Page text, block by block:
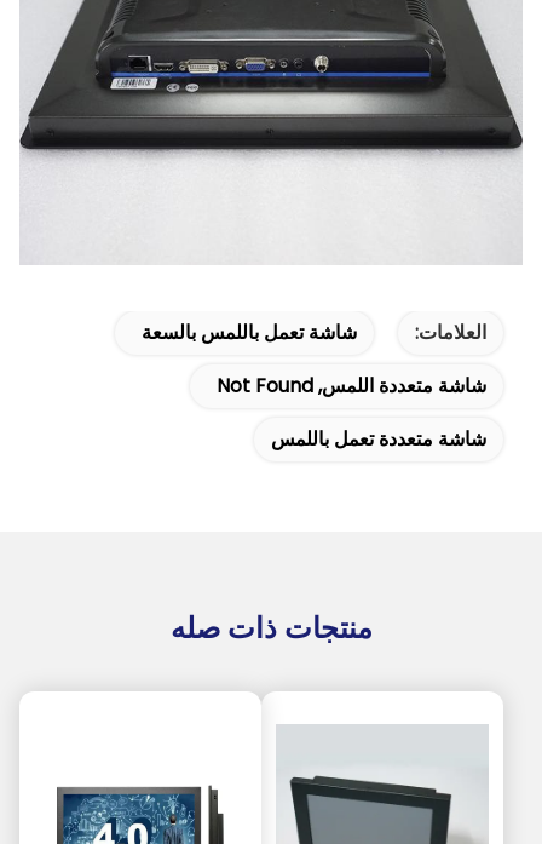
العلامات:
شاشة تعمل باللمس بالسعة
شاشة متعددة اللمس, Not Found
شاشة متعددة تعمل باللمس
منتجات ذات صله